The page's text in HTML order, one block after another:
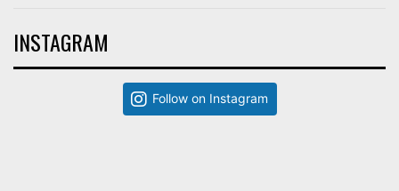
INSTAGRAM
Follow on Instagram